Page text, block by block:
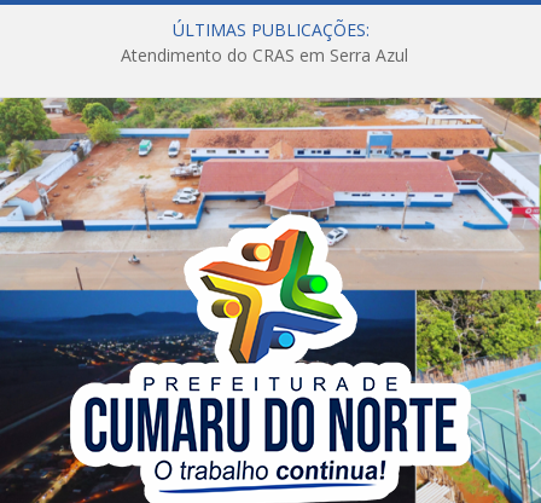
ÚLTIMAS PUBLICAÇÕES:
Atendimento do CRAS em Serra Azul